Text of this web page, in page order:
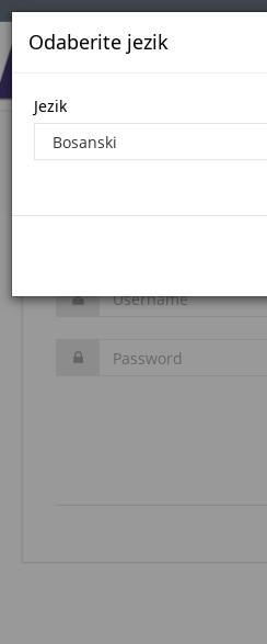
Odaberite jezik
Jezik
Login